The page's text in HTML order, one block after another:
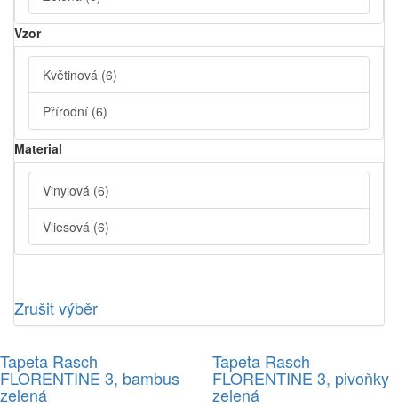
Vzor
Květinová (6)
Přírodní (6)
Material
Vinylová (6)
Vliesová (6)
Zrušit výběr
Tapeta Rasch
FLORENTINE 3, bambus
zelená
Tapeta Rasch
FLORENTINE 3, pivoňky
zelená